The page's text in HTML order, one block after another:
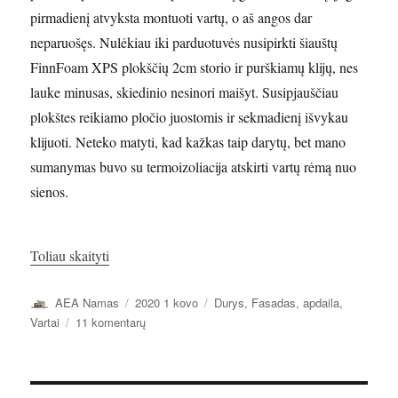
pirmadienį atvyksta montuoti vartų, o aš angos dar
neparuošęs. Nulėkiau iki parduotuvės nusipirkti šiauštų
FinnFoam XPS plokščių 2cm storio ir purškiamų klijų, nes
lauke minusas, skiedinio nesinori maišyt. Susipjauščiau
plokštes reikiamo pločio juostomis ir sekmadienį išvykau
klijuoti. Neteko matyti, kad kažkas taip darytų, bet mano
sumanymas buvo su termoizoliacija atskirti vartų rėmą nuo
sienos.
Toliau skaityti
Autorius
AEA Namas Paskelbta
2020 1 kovo Kategorijos
Durys, Fasadas, apdaila,
Vartai
11 komentarųįraše
Katilinės